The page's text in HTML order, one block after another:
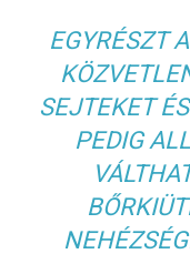
EGYRÉSZT A
SEJTEKET
PEDIG